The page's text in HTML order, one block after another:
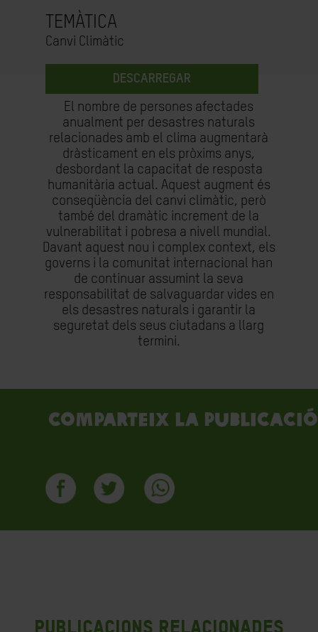
TEMÀTICA
Canvi Climàtic
DESCARREGAR
El nombre de persones afectades
anualment per desastres naturals
relacionades amb el clima augmentarà
dràsticament en els pròxims anys,
desbordant la capacitat de resposta
humanitària actual. Aquest augment és
conseqüència del canvi climàtic, però
també del dramàtic increment de la
vulnerabilitat i pobresa a nivell mundial.
Davant aquest nou i complex context, els
governs i la comunitat internacional han
de continuar assumint la seva
responsabilitat de salvaguardar vides en
els desastres naturals i garantir la
seguretat dels seus ciutadans a llarg
termini.
Comparteix la publicació
Publicacions Relacionades